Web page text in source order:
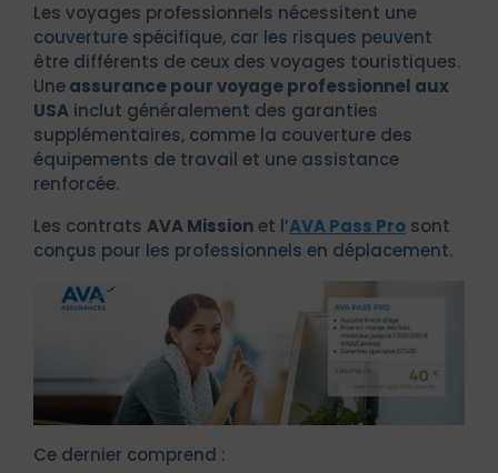
Les voyages professionnels nécessitent une
couverture spécifique, car les risques peuvent
être différents de ceux des voyages touristiques.
Uneassurance pour voyage professionnel aux
USA inclut généralement des garanties
supplémentaires, comme la couverture des
équipements de travail et une assistance
renforcée.
Les contrats AVA Missionet l’AVA Pass Pro sont
conçus pour les professionnels en déplacement.
Ce dernier comprend :